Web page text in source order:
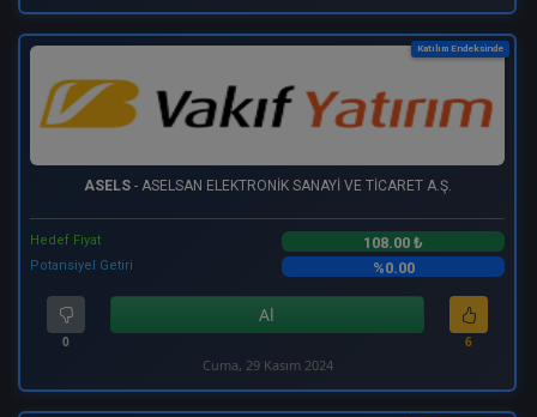
Katılım Endeksinde
ASELS- ASELSAN ELEKTRONİK SANAYİ VE TİCARET A.Ş.
Hedef Fiyat 108.00 ₺
Potansiyel Getiri %0.00
0
Al
6
Cuma, 29 Kasım 2024